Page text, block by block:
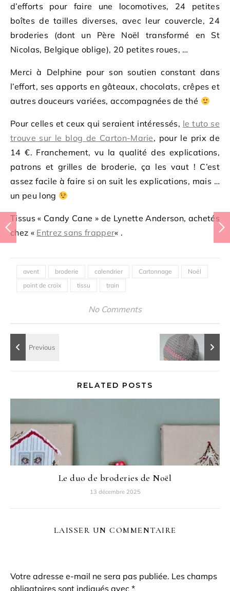
d’efforts pour faire une locomotives, 24 petites
boîtes de tailles diverses, avec leur couvercle, 24
broderies (dont un Père Noël transformé en St
Nicolas, Belgique oblige), 20 petites roues, …
Merci à Delphine pour son soutien constant dans
l’effort, ses apports en gâteaux, chocolats, crêpes et
autres douceurs variées, accompagnées de thé
Pour celles et ceux qui seraient intéressés, le tuto se
trouve sur le blog de Carton-Marie, pour le prix de
14 €. Franchement, vu la qualité des explications,
patrons et grilles de broderie, ça les vaut ! C’est
assez facile à faire si on suit les explications, mais …
un peu long
Tissus « Candy Cane » de Lynette Anderson, achetés
chez « Entrez sans frapper« .
avent broderie calendrier Cartonnage
Noël
point de croix
tissu train
No Comments
RELATED POSTS
Le duo de broderies de Noël
13 décembre 2025
LAISSER UN COMMENTAIRE
Votre adresse e-mail ne sera pas publiée. Les champs
obligatoires sont indiqués avec *